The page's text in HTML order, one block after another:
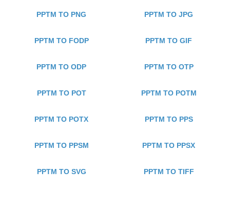
PPTM TO PNG PPTM TO JPG
PPTM TO FODP PPTM TO GIF
PPTM TO ODP PPTM TO OTP
PPTM TO POT PPTM TO POTM
PPTM TO POTX PPTM TO PPS
PPTM TO PPSM PPTM TO PPSX
PPTM TO SVG PPTM TO TIFF